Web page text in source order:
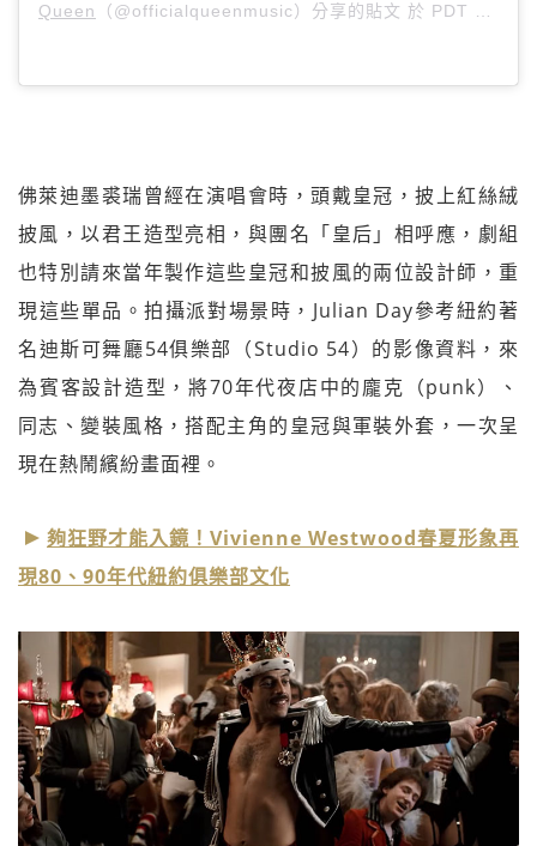
Queen （@officialqueenmusic）分享的貼文 於 PDT 2017 年 9月 月 6 日 上午 3:59
佛萊迪墨裘瑞曾經在演唱會時，頭戴皇冠，披上紅絲絨
披風，以君王造型亮相，與團名「皇后」相呼應，劇組
也特別請來當年製作這些皇冠和披風的兩位設計師，重
現這些單品。拍攝派對場景時，Julian Day參考紐約著
名迪斯可舞廳54俱樂部（Studio 54）的影像資料，來
為賓客設計造型，將70年代夜店中的龐克（punk）、
同志、變裝風格，搭配主角的皇冠與軍裝外套，一次呈
現在熱鬧繽紛畫面裡。
夠狂野才能入鏡！Vivienne Westwood春夏形象再
現80、90年代紐約俱樂部文化